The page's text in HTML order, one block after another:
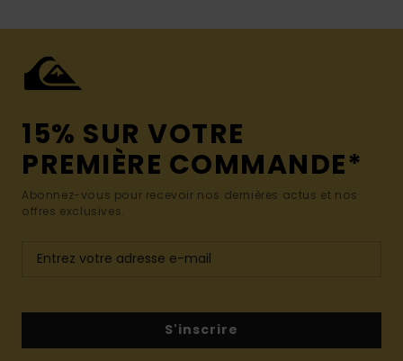
15% SUR VOTRE
PREMIÈRE COMMANDE*
Abonnez-vous pour recevoir nos dernières actus et nos
offres exclusives.
S'inscrire